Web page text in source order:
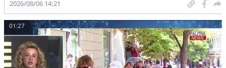
2026/08/06 14:21
01:27